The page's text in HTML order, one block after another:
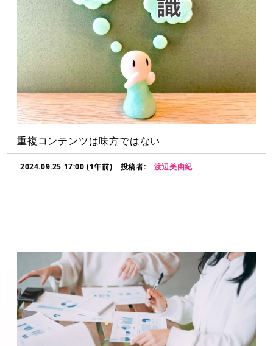
重複コンテンツは味方ではない
2024.09.25 17:00 (1年前) 投稿者: 渡辺美由紀